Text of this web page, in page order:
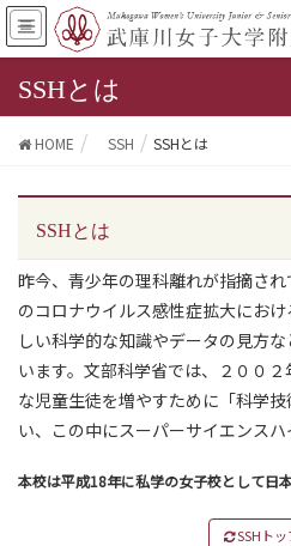
SSHとは
HOME SSH SSHとは
SSHとは
昨今、青少年の理科離れが指摘さ
のコロナウイルス感性症拡大にお
しい科学的な知識やデータの見方
います。文部科学省では、２００
な児童生徒を増やすために「科学
い、この中にスーパーサイエンスハ
本校は平成18年に私学の女子校として日
SSHトッ